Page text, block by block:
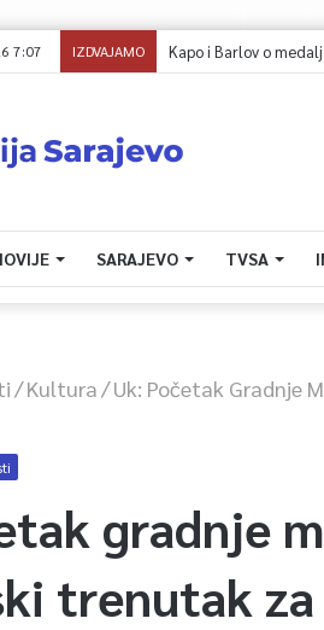
7:07 IZDVAJAMO
SARAJEVO TVSA
/Kultura/Uk: Početak Gradnje
gradnje
trenutak